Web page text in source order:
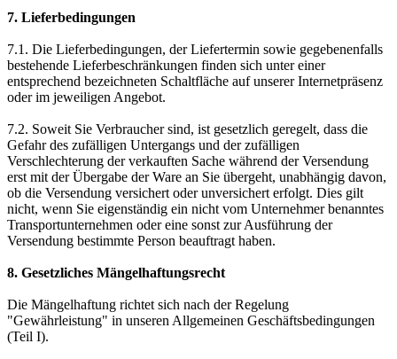
7. Lieferbedingungen
7.1. Die Lieferbedingungen, der Liefertermin sowie gegebenenfalls
bestehende Lieferbeschränkungen finden sich unter einer
entsprechend bezeichneten Schaltfläche auf unserer Internetpräsenz
oder im jeweiligen Angebot.
7.2. Soweit Sie Verbraucher sind, ist gesetzlich geregelt, dass die
Gefahr des zufälligen Untergangs und der zufälligen
Verschlechterung der verkauften Sache während der Versendung
erst mit der Übergabe der Ware an Sie übergeht, unabhängig davon,
ob die Versendung versichert oder unversichert erfolgt. Dies gilt
nicht, wenn Sie eigenständig ein nicht vom Unternehmer benanntes
Transportunternehmen oder eine sonst zur Ausführung der
Versendung bestimmte Person beauftragt haben.
8. Gesetzliches Mängelhaftungsrecht
Die Mängelhaftung richtet sich nach der Regelung
"Gewährleistung" in unseren Allgemeinen Geschäftsbedingungen
(Teil I).